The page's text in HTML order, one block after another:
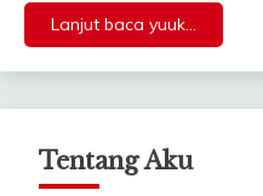
Lanjut baca yuuk...
Tentang Aku